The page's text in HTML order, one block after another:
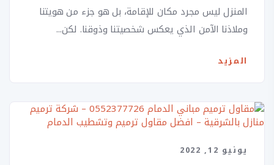
المنزل ليس مجرد مكان للإقامة، بل هو جزء من هويتنا
وملاذنا الآمن الذي يعكس شخصيتنا وذوقنا. لكن...
المزيد
يونيو 12, 2022